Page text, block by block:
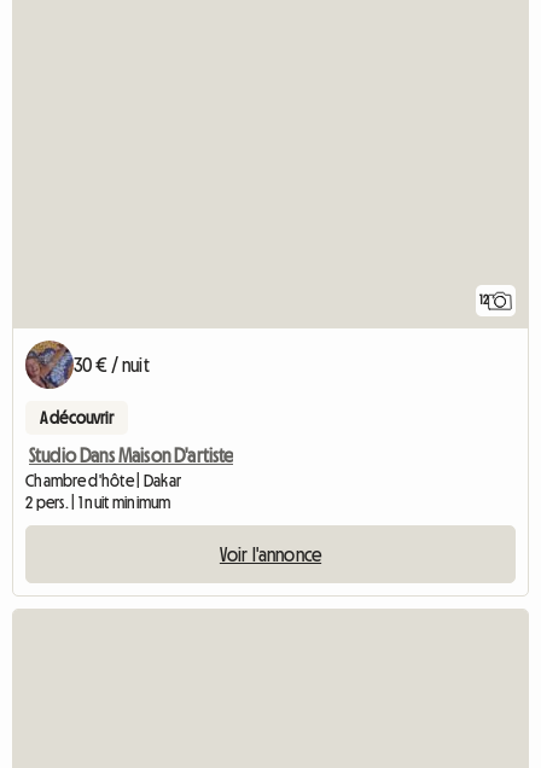
12
30 € / nuit
A découvrir
Studio Dans Maison D'artiste
Chambre d'hôte | Dakar
2 pers. | 1 nuit minimum
Voir l'annonce